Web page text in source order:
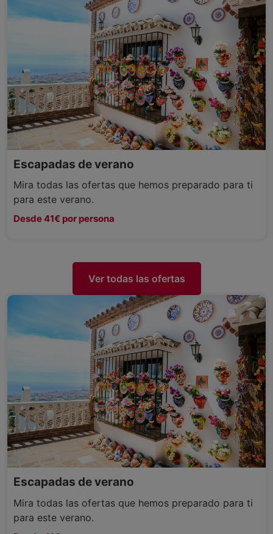
Escapadas de verano
Mira todas las ofertas que hemos preparado para ti
para este verano.
Desde 41€ por persona
Ver todas las ofertas
Escapadas de verano
Mira todas las ofertas que hemos preparado para ti
para este verano.